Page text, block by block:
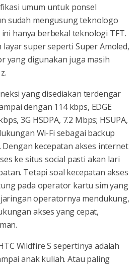
umum untuk ponsel
sudah mengusung teknologo
hanya berbekal teknologi TFT.
super seperti Super Amoled,
yang digunakan juga masih
yang disediakan terdengar
dengan 114 kbps, EDGE
3G HSDPA, 7.2 Mbps; HSUPA,
Wi-Fi sebagai backup
kecepatan akses internet
ke situs social pasti akan lari
Tetapi soal kecepatan akses
pada operator kartu sim yang
operatornya mendukung,
akses yang cepat,
Wildfire S sepertinya adalah
anak kuliah. Atau paling